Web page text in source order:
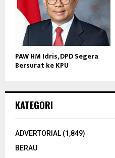
PAW HM Idris, DPD Segera
Bersurat ke KPU
KATEGORI
ADVERTORIAL(1,849)
BERAU